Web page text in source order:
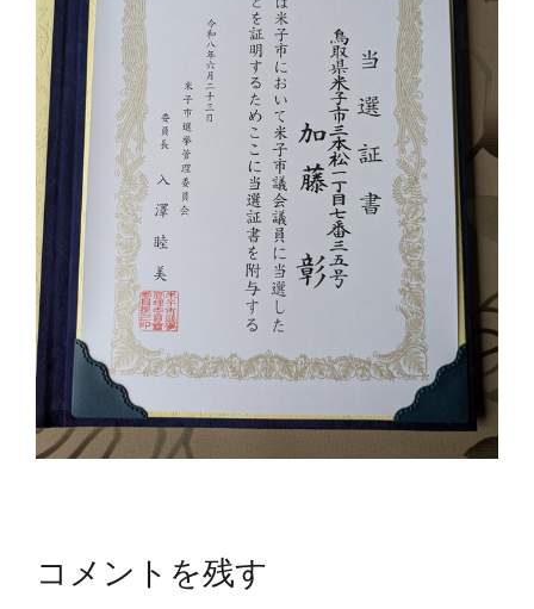
コメントを残す